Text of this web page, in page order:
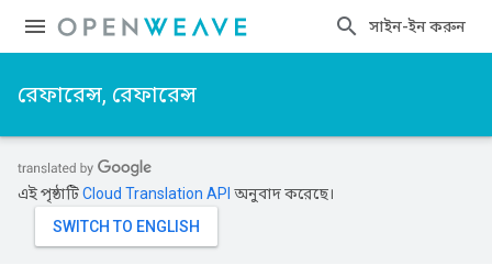
সাইন-ইন করুন
রেফারেন্স, রেফারেন্স
এই পৃষ্ঠাটিCloud Translation API অনুবাদ করেছে।